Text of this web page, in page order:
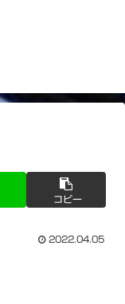
コピー
2022.04.05